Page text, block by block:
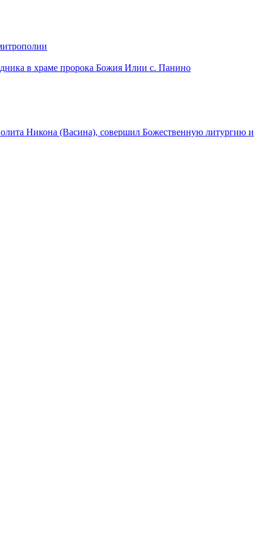
в храме пророка Божия Илии с. Панино
Никона (Васина), совершил Божественную литургию и